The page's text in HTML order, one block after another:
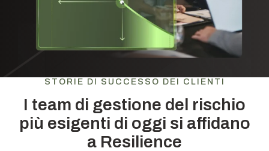
STORIE DI SUCCESSO DEI CLIENTI
I team di gestione del rischio
più esigenti di oggi si affidano
a Resilience